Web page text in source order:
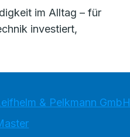
im Alltag – für
investiert,
& Pelkmann GmbH